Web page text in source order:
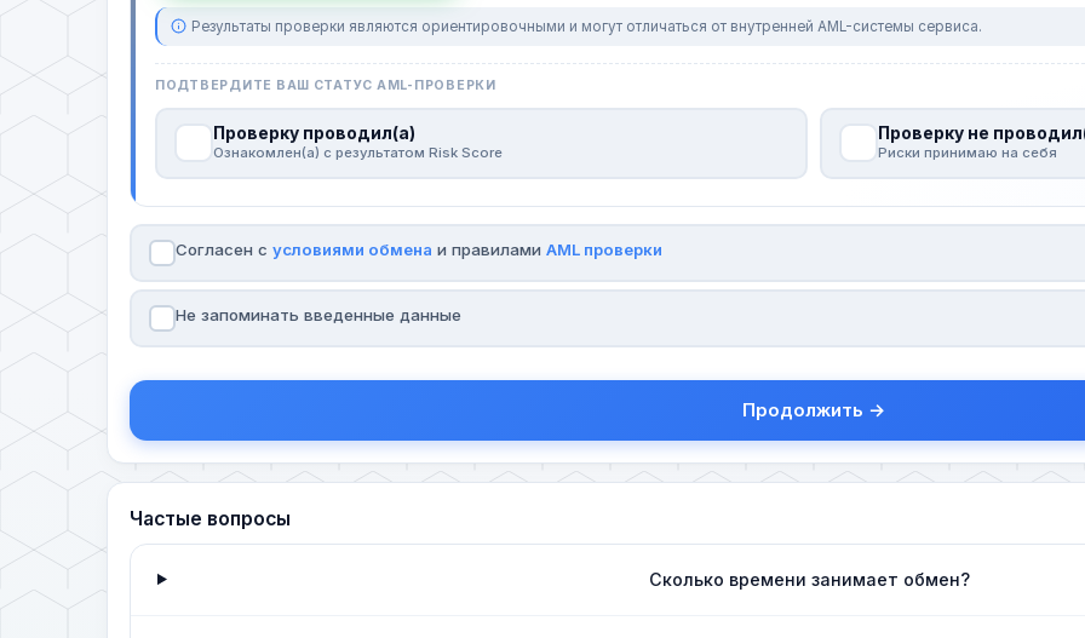
Результаты проверки являются ориентировочными и могут отличаться от внутренней AML-системы сервиса.
ПОДТВЕРДИТЕ ВАШ СТАТУС AML-ПРОВЕРКИ
Проверку проводил(а)
Ознакомлен(а) с результатом Risk Score
Проверку не
Риски принимаю на себя
Согласен с условиями обмена и правилами AML проверки
Не запоминать введенные данные
Продолжить →
Частые вопросы
Сколько времени занимает обмен?